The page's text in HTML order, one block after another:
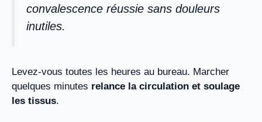
convalescence réussie sans douleurs
inutiles.
Levez-vous toutes les heures au bureau. Marcher
quelques minutes relance la circulation et soulage
les tissus.